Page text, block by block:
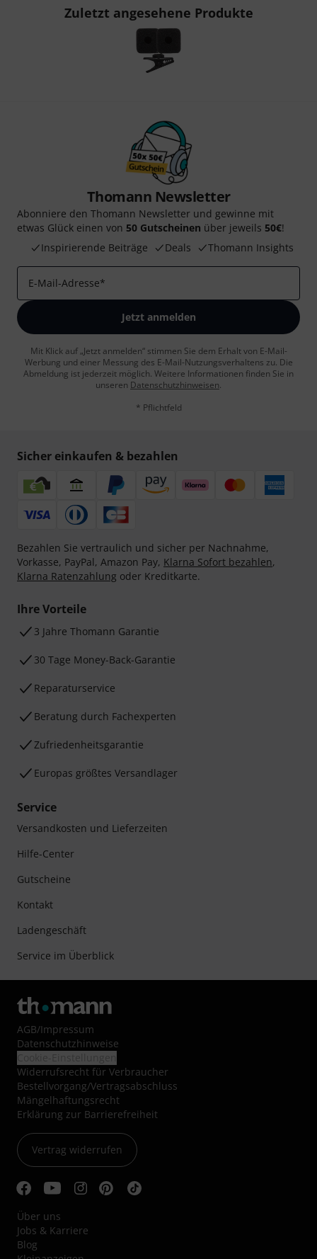
Zuletzt angesehene Produkte
Thomann Newsletter
Abonniere den Thomann Newsletter und gewinne mit
etwas Glück einen von 50 Gutscheinen über jeweils 50€!
Inspirierende Beiträge
Deals Thomann Insights
E-Mail-Adresse*
Jetzt anmelden
Mit Klick auf „Jetzt anmelden“ stimmen Sie dem Erhalt von E-Mail-
Werbung und einer Messung des E-Mail-Nutzungsverhaltens zu. Die
Abmeldung ist jederzeit möglich. Weitere Informationen finden Sie in
unseren Datenschutzhinweisen.
* Pflichtfeld
Sicher einkaufen & bezahlen
Bezahlen Sie vertraulich und sicher per Nachnahme,
Vorkasse, PayPal, Amazon Pay, Klarna Sofort bezahlen,
Klarna Ratenzahlung oder Kreditkarte.
Ihre Vorteile
3 Jahre Thomann Garantie
30 Tage Money-Back-Garantie
Reparaturservice
Beratung durch Fachexperten
Zufriedenheitsgarantie
Europas größtes Versandlager
Service
Versandkosten und Lieferzeiten
Hilfe-Center
Gutscheine
Kontakt
Ladengeschäft
Service im Überblick
AGB/Impressum
Datenschutzhinweise
Widerrufsrecht für Verbraucher
Bestellvorgang/Vertragsabschluss
Mängelhaftungsrecht
Erklärung zur Barrierefreiheit
Vertrag widerrufen
Über uns
Jobs & Karriere
Blog